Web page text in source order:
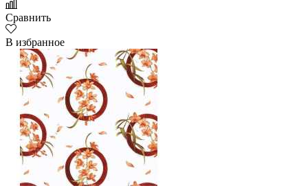
Сравнить
В избранное